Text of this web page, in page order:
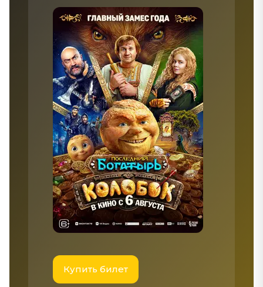
Купить билет